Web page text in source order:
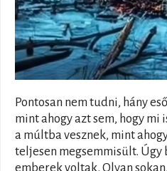
Pontosan nem tudni, hány
mint ahogy azt sem, hogy
a múltba vesznek, mint
teljesen megsemmisült.
emberek voltak. Olyan